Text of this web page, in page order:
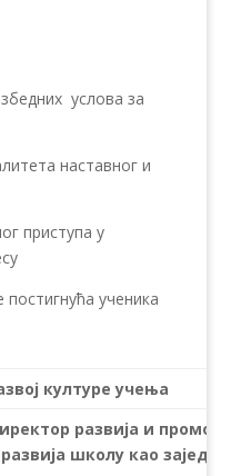
услова за
наставног и
приступа у
ученика
културе учења
развија и
школу као